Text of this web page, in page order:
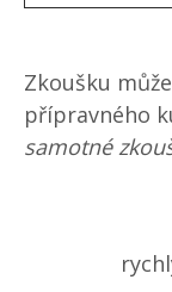
Zkoušku
přípravného
samotné